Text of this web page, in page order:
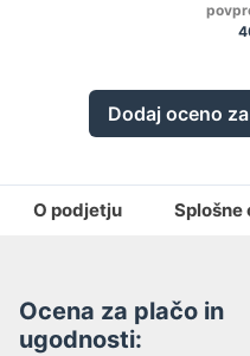
Dodaj oceno
O podjetju Splošne
Ocena za plačo in
ugodnosti: